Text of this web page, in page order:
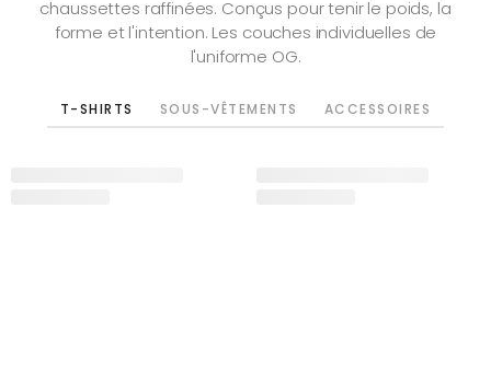
chaussettes raffinées. Conçus pour tenir le poids, la
forme et l'intention. Les couches individuelles de
l'uniforme OG.
T-SHIRTS SOUS-VÊTEMENTS ACCESSOIRES